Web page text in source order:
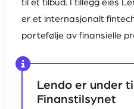
til et tilbud. I tillegg eies
er et internasjonalt
portefølje av finansielle
Lendo er under
Finanstilsynet